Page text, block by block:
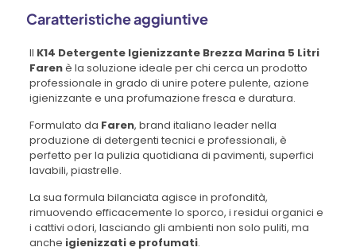
Caratteristiche aggiuntive
Il K14 Detergente Igienizzante Brezza Marina 5 Litri
Farenè la soluzione ideale per chi cerca un prodotto
professionale in grado di unire potere pulente, azione
igienizzante e una profumazione fresca e duratura.
Formulato da Faren, brand italiano leader nella
produzione di detergenti tecnici e professionali, è
perfetto per la pulizia quotidiana di pavimenti, superfici
lavabili, piastrelle.
La sua formula bilanciata agisce in profondità,
rimuovendo efficacemente lo sporco, i residui organici e
i cattivi odori, lasciando gli ambienti non solo puliti, ma
anche igienizzati e profumati.